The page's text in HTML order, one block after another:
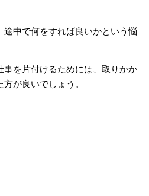
途中で何をすれば良いかという悩
を片付けるためには、取りかか
が良いでしょう。